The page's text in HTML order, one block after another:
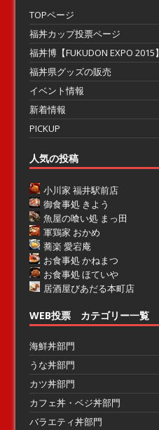
TOPページ
福丼カップ投票ページ
福丼博【FUKUDON EXPO 2015】
福丼県グッズの販売
イベント情報
新着情報
PICKUP
人気の投稿
小川家 福井駅前店
御食事処 きよう
魚屋の喰い処 まっ田
軍鶏家 おかめ
蕎楽 愛宕庵
お食事処 かねまつ
お食事処 ほていや
居酒屋びあだる本町店
WEB投票 カテゴリー一覧
海鮮丼部門
うな丼部門
カツ丼部門
カフェ丼・ベジ丼部門
バラエティ丼部門